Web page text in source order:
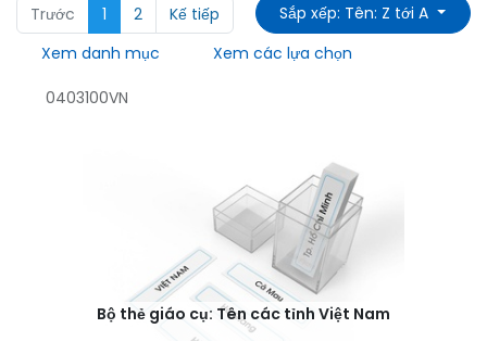
Trước 1 2 Kế tiếp
Sắp xếp: Tên: Z tới A
Xem danh mục
Xem các lựa chọn
0403100VN
Bộ thẻ giáo cụ: Tên các tỉnh Việt Nam